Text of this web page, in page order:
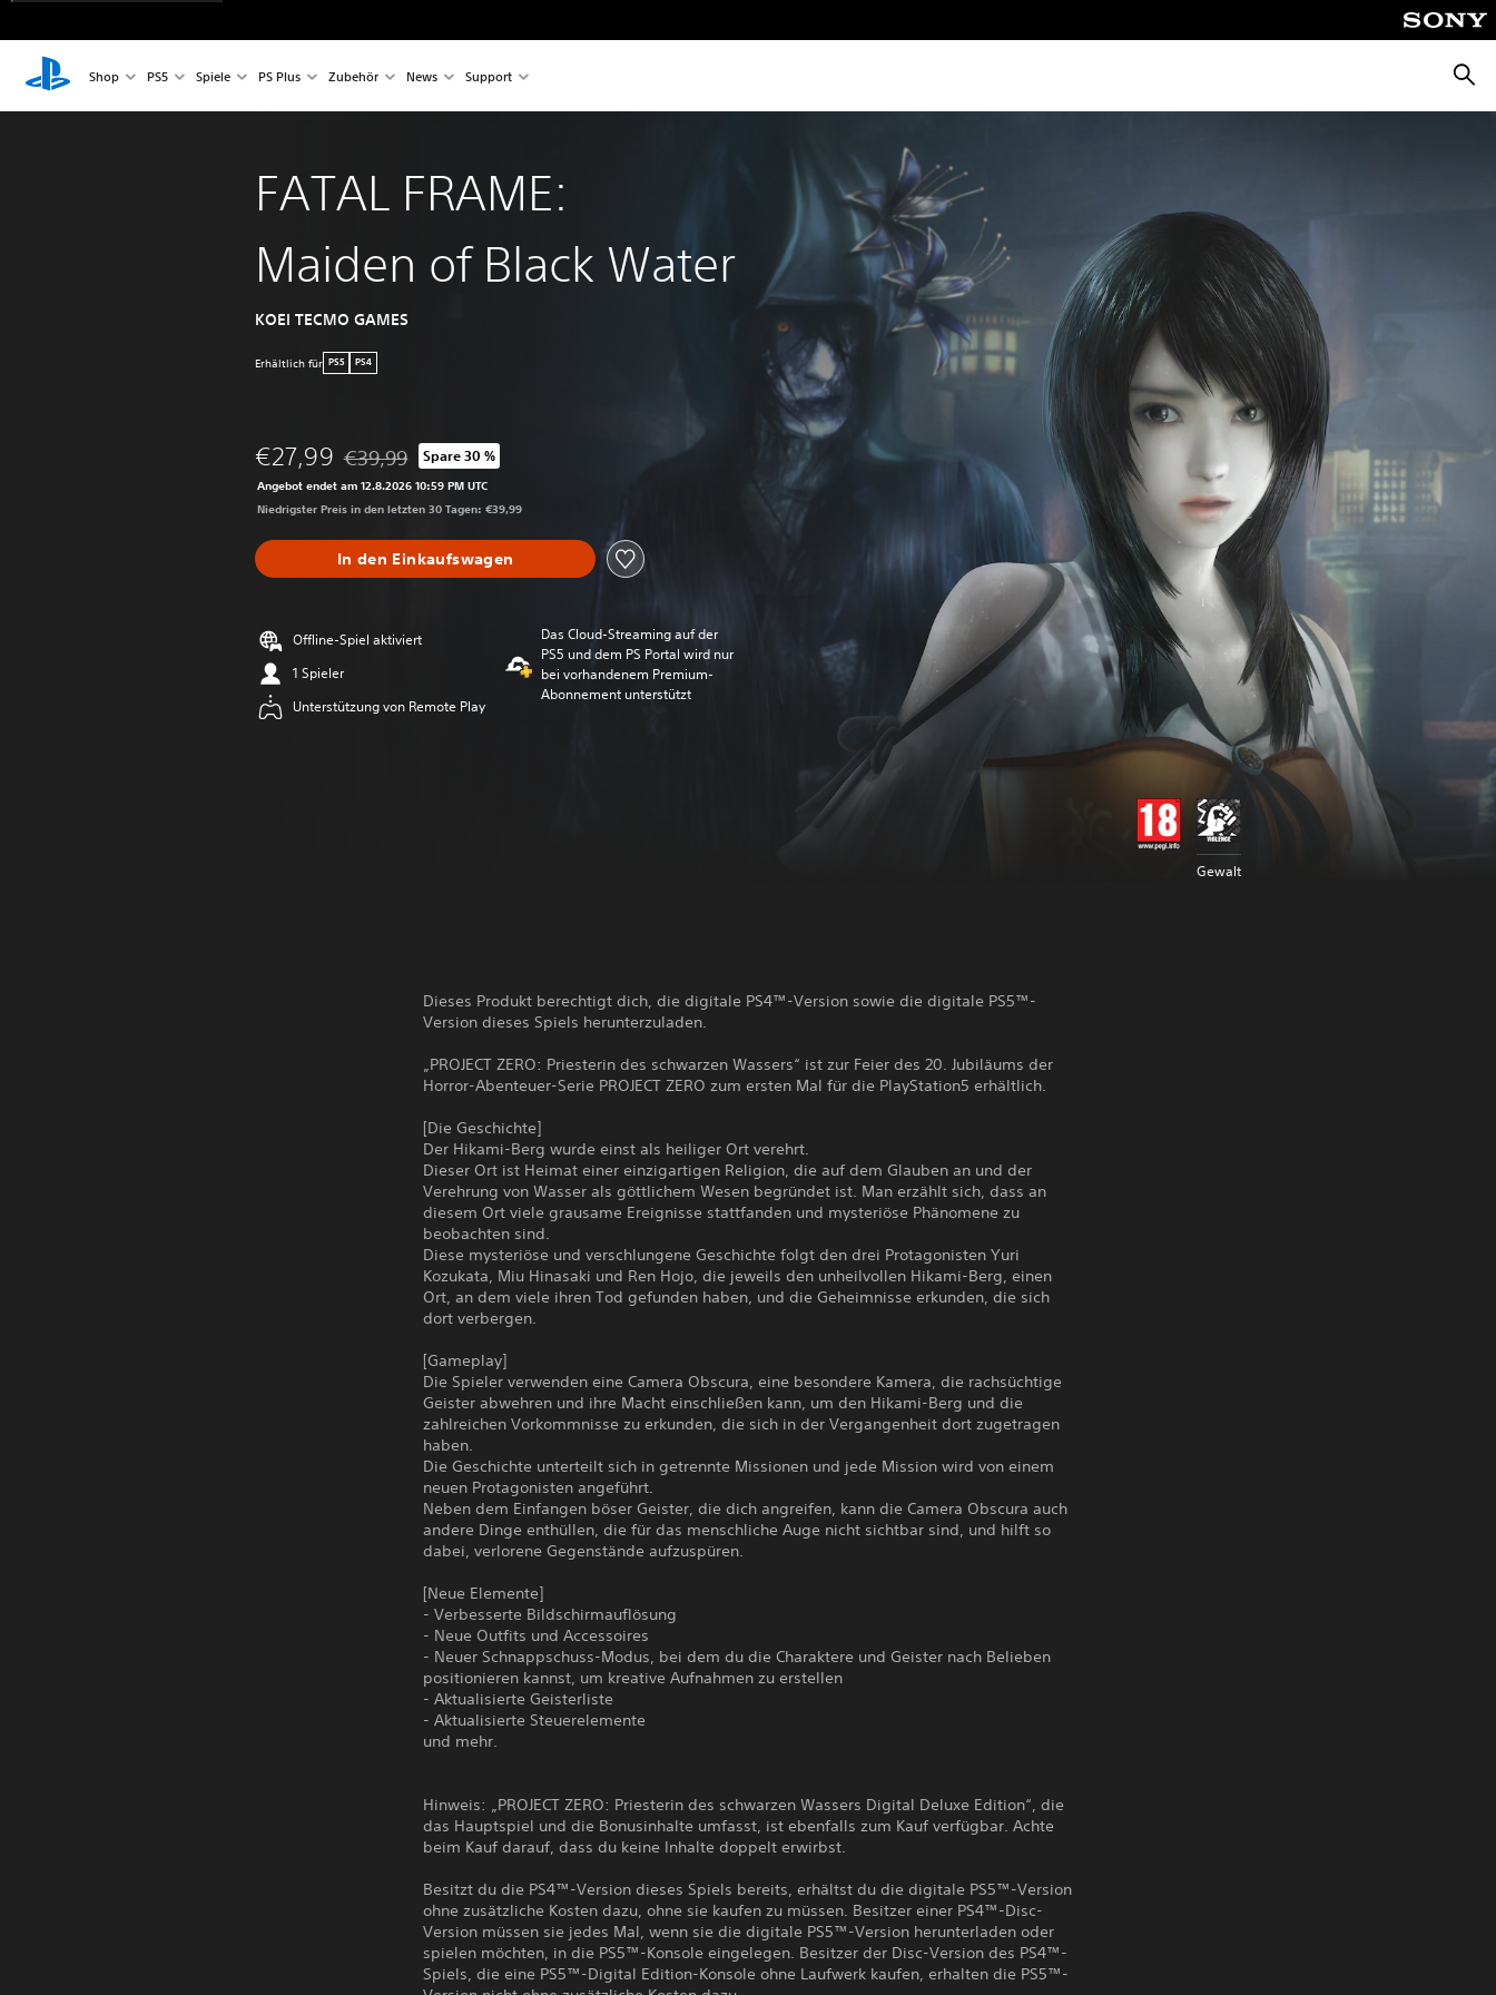
Shop PS5 Spiele PS Plus Zubehör News Support
FATAL FRAME:
Maiden of Black Water
KOEI TECMO GAMES
Erhältlich für PS5 PS4
€27,99 Preisnachlass gegenüber dem Originalpreis von €39,99
€39,99 Spare 30 %
Angebot endet am 12.8.2026 10:59 PM UTC
Niedrigster Preis in den letzten 30 Tagen: €39,99
In den Einkaufswagen
Offline-Spiel aktiviert
1 Spieler
Unterstützung von Remote Play
Das Cloud-Streaming auf der
PS5 und dem PS Portal wird nur
bei vorhandenem Premium-
Abonnement unterstützt
Gewalt
Dieses Produkt berechtigt dich, die digitale PS4™-Version sowie die digitale PS5™-
Version dieses Spiels herunterzuladen.
„PROJECT ZERO: Priesterin des schwarzen Wassers“ ist zur Feier des 20. Jubiläums der
Horror-Abenteuer-Serie PROJECT ZERO zum ersten Mal für die PlayStation5 erhältlich.
[Die Geschichte]
Der Hikami-Berg wurde einst als heiliger Ort verehrt.
Dieser Ort ist Heimat einer einzigartigen Religion, die auf dem Glauben an und der
Verehrung von Wasser als göttlichem Wesen begründet ist. Man erzählt sich, dass an
diesem Ort viele grausame Ereignisse stattfanden und mysteriöse Phänomene zu
beobachten sind.
Diese mysteriöse und verschlungene Geschichte folgt den drei Protagonisten Yuri
Kozukata, Miu Hinasaki und Ren Hojo, die jeweils den unheilvollen Hikami-Berg, einen
Ort, an dem viele ihren Tod gefunden haben, und die Geheimnisse erkunden, die sich
dort verbergen.
[Gameplay]
Die Spieler verwenden eine Camera Obscura, eine besondere Kamera, die rachsüchtige
Geister abwehren und ihre Macht einschließen kann, um den Hikami-Berg und die
zahlreichen Vorkommnisse zu erkunden, die sich in der Vergangenheit dort zugetragen
haben.
Die Geschichte unterteilt sich in getrennte Missionen und jede Mission wird von einem
neuen Protagonisten angeführt.
Neben dem Einfangen böser Geister, die dich angreifen, kann die Camera Obscura auch
andere Dinge enthüllen, die für das menschliche Auge nicht sichtbar sind, und hilft so
dabei, verlorene Gegenstände aufzuspüren.
[Neue Elemente]
- Verbesserte Bildschirmauflösung
- Neue Outfits und Accessoires
- Neuer Schnappschuss-Modus, bei dem du die Charaktere und Geister nach Belieben
positionieren kannst, um kreative Aufnahmen zu erstellen
- Aktualisierte Geisterliste
- Aktualisierte Steuerelemente
und mehr.
Hinweis: „PROJECT ZERO: Priesterin des schwarzen Wassers Digital Deluxe Edition“, die
das Hauptspiel und die Bonusinhalte umfasst, ist ebenfalls zum Kauf verfügbar. Achte
beim Kauf darauf, dass du keine Inhalte doppelt erwirbst.
Besitzt du die PS4™-Version dieses Spiels bereits, erhältst du die digitale PS5™-Version
ohne zusätzliche Kosten dazu, ohne sie kaufen zu müssen. Besitzer einer PS4™-Disc-
Version müssen sie jedes Mal, wenn sie die digitale PS5™-Version herunterladen oder
spielen möchten, in die PS5™-Konsole eingelegen. Besitzer der Disc-Version des PS4™-
Spiels, die eine PS5™-Digital Edition-Konsole ohne Laufwerk kaufen, erhalten die PS5™-